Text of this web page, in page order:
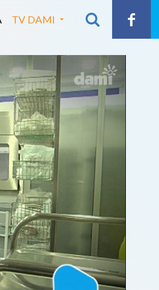
TV DAMI